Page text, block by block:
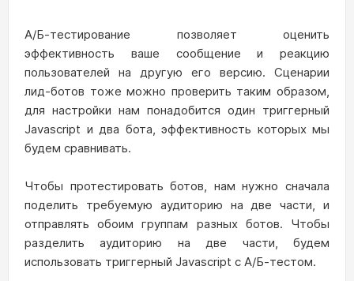
А/Б-тестирование позволяет оценить
эффективность ваше сообщение и реакцию
пользователей на другую его версию. Сценарии
лид-ботов тоже можно проверить таким образом,
для настройки нам понадобится один триггерный
Javascript и два бота, эффективность которых мы
будем сравнивать.
Чтобы протестировать ботов, нам нужно сначала
поделить требуемую аудиторию на две части, и
отправлять обоим группам разных ботов. Чтобы
разделить аудиторию на две части, будем
использовать триггерный Javascript с А/Б-тестом.